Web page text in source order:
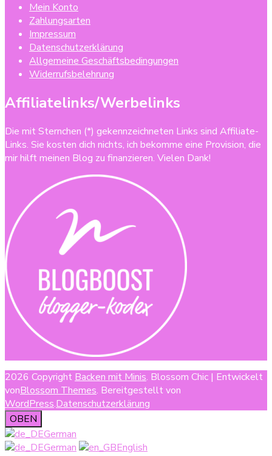
Mein Konto
Zahlungsarten
Impressum
Datenschutzerklärung
Allgemeine Geschäftsbedingungen
Widerrufsbelehrung
Affiliatelinks/Werbelinks
Die mit Sternchen (*) gekennzeichneten Links sind Affiliate-
Links. Sie kosten dich nichts, ich bekomme eine Provision, die
mir hilft meinen Blog zu finanzieren. Vielen Dank!
2026 Copyright Backen mit Minis. Blossom Chic | Entwickelt
vonBlossom Themes. Bereitgestellt von
WordPress.Datenschutzerklärung
OBEN
German
German
English